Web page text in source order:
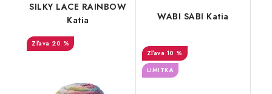
SILKY LACE RAINBOW
Katia
20 %
WABI SABI Katia
10 %
LIMITKA